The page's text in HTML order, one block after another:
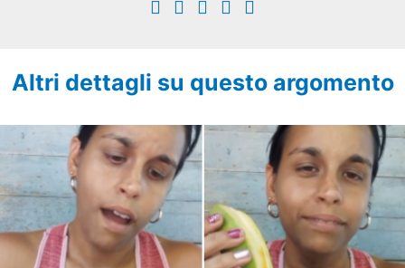
Altri dettagli su questo argomento